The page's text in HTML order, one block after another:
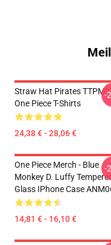
Straw Hat Pirates
One Piece T-Shirts
24,38 € - 28,06 €
-
One Piece Merch - Blue
Monkey D. Luffy Tempered
Glass IPhone Case
14,81 € - 16,10 €
-